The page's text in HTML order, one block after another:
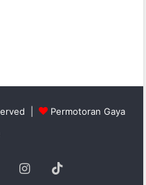
|
Permotoran Gaya
Instagram